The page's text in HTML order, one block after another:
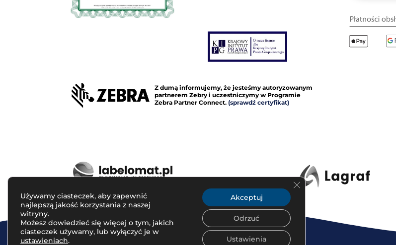
Z dumą informujemy, że jesteśmy autoryzowanym
partnerem Zebry i uczestniczymy w Programie
Zebra Partner Connect.(sprawdź certyfikat)
Używamy ciasteczek, aby zapewnić
najlepszą jakość korzystania z naszej
witryny.
Możesz dowiedzieć się więcej o tym, jakich
ciasteczek używamy, lub wyłączyć je w
ustawieniach.
Akceptuj
Odrzuć
Ustawienia
Zamknij panel powiadomień